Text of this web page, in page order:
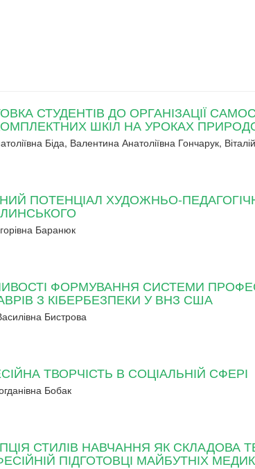
СТУДЕНТІВ ДО ОРГАНІЗАЦІЇ
ШКІЛ НА УРОКАХ
Біда, Валентина Анатоліївна Гончарук,
ПОТЕНЦІАЛ ХУДОЖНЬО-
Баранюк
ФОРМУВАННЯ СИСТЕМИ
З КІБЕРБЕЗПЕКИ У ВНЗ США
Бистрова
ТВОРЧІСТЬ В СОЦІАЛЬНІЙ СФЕРІ
Бобак
СТИЛІВ НАВЧАННЯ ЯК СКЛАДОВА
ПІДГОТОВЦІ МАЙБУТНІХ